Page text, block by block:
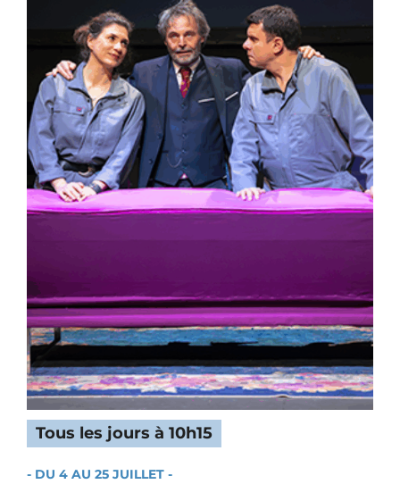
Tous les jours à 10h15
- DU 4 AU 25 JUILLET -